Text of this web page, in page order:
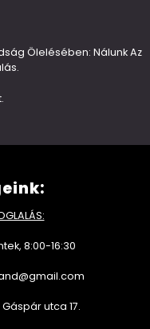
Ölelésében: Nálunk Az
8:00-16:30
utca 17.